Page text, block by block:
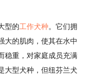
型的工作犬种。它们拥
大的肌肉，使其在水中
稳重，对家庭成员充满
大型犬种，但纽芬兰犬